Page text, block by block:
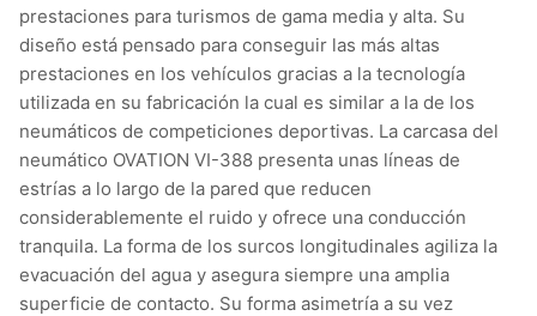
prestaciones para turismos de gama media y alta. Su
diseño está pensado para conseguir las más altas
prestaciones en los vehículos gracias a la tecnología
utilizada en su fabricación la cual es similar a la de los
neumáticos de competiciones deportivas. La carcasa del
neumático OVATION VI-388 presenta unas líneas de
estrías a lo largo de la pared que reducen
considerablemente el ruido y ofrece una conducción
tranquila. La forma de los surcos longitudinales agiliza la
evacuación del agua y asegura siempre una amplia
superficie de contacto. Su forma asimetría a su vez